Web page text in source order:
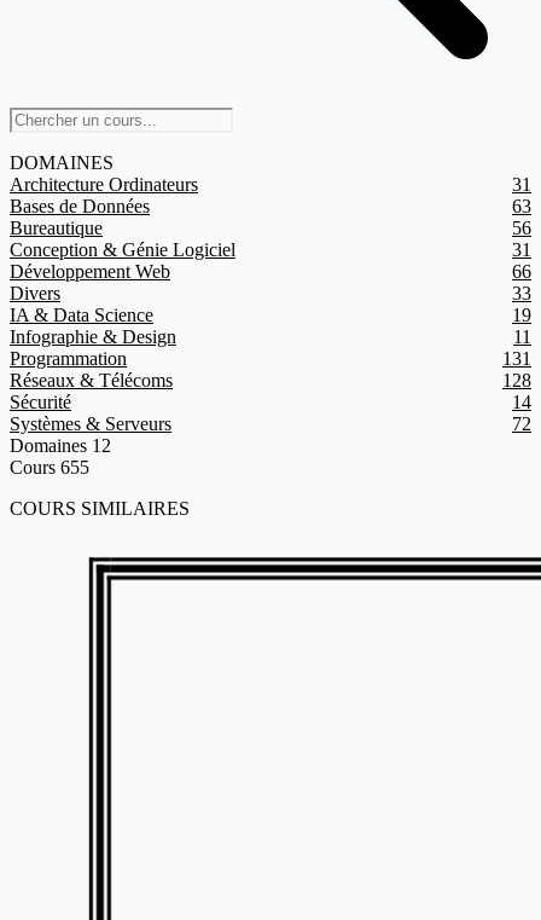
DOMAINES
Architecture Ordinateurs
31
Bases de Données
63
Bureautique
56
Conception & Génie Logiciel
31
Développement Web
66
Divers
33
IA & Data Science
19
Infographie & Design
11
Programmation
131
Réseaux & Télécoms
128
Sécurité
14
Systèmes & Serveurs
72
Domaines 12
Cours 655
COURS SIMILAIRES